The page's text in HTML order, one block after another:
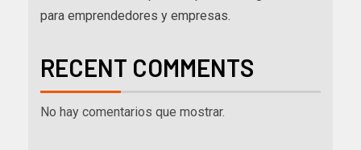
para emprendedores y empresas.
RECENT COMMENTS
No hay comentarios que mostrar.